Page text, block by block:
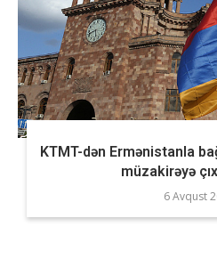
KTMT-dən Ermənistanla
müzakirəyə
6 Avqust